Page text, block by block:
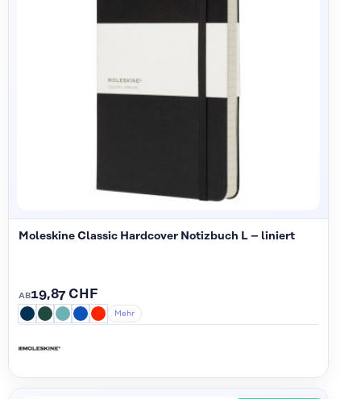
Moleskine Classic Hardcover Notizbuch L – liniert
Mehr
AB19,87 CHF